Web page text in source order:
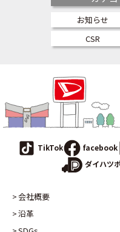
お知らせ
CSR
TikTok facebook
ダイハツ
会社概要
沿革